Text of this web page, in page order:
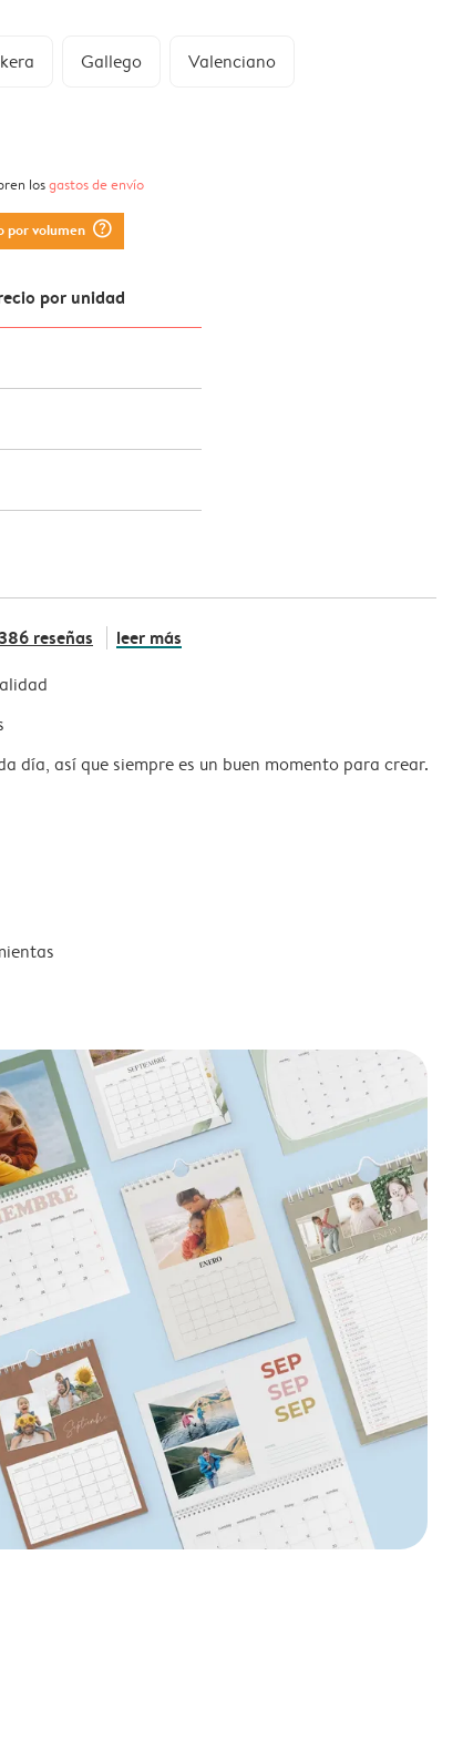
Gallego Valenciano
losgastos de envío
por volumen question_mark_circle
por unidad
reseñas leer más
día, así que siempre es un buen momento para crear.